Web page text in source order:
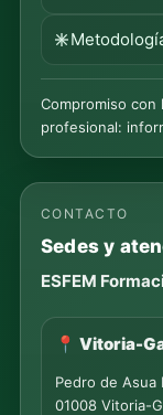
Compromiso con
profesional:
CONTACTO
Sedes y
ESFEM
📍 Vitoria-
Pedro de Asua
01008 Vitoria-